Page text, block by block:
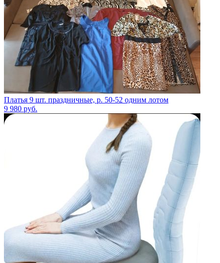
Платья 9 шт. праздничные, р. 50-52 одним лотом
9 980 руб.